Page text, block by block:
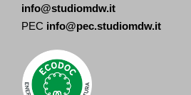
info@studiomdw.it
PEC info@pec.studiomdw.it